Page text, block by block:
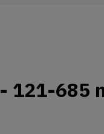
121-685